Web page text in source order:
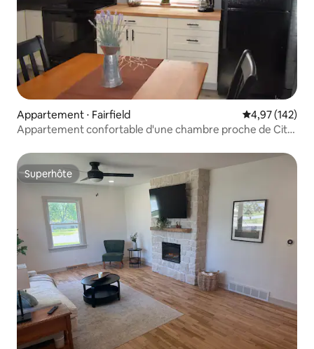
Appartement ⋅ Fairfield Évaluation
4,97 (142)
Appartement confortable d'une chambre proche de City
Superhôte
Superhôte